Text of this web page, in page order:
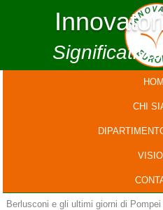
CHI
Berlusconi e gli ultimi giorni di Pompei